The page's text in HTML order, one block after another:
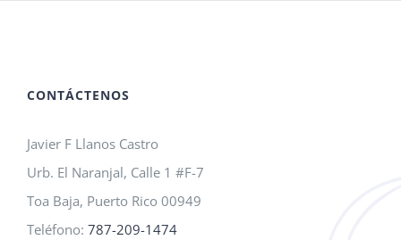
CONTÁCTENOS
Javier F Llanos Castro
Urb. El Naranjal, Calle 1 #F-7
Toa Baja, Puerto Rico 00949
Teléfono: 787-209-1474